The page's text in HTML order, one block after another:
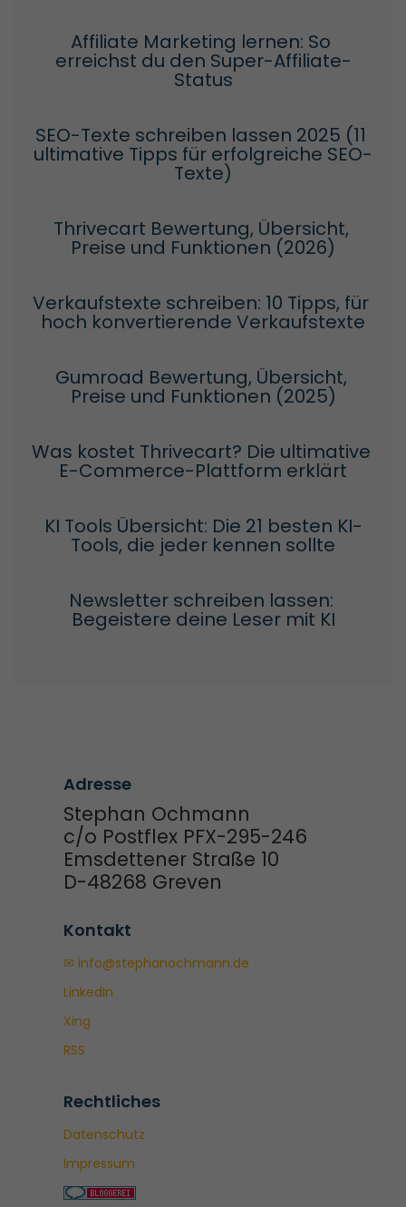
Affiliate Marketing lernen: So
erreichst du den Super-Affiliate-
Status
SEO-Texte schreiben lassen 2025 (11
ultimative Tipps für erfolgreiche SEO-
Texte)
Thrivecart Bewertung, Übersicht,
Preise und Funktionen (2026)
Verkaufstexte schreiben: 10 Tipps, für
hoch konvertierende Verkaufstexte
Gumroad Bewertung, Übersicht,
Preise und Funktionen (2025)
Was kostet Thrivecart? Die ultimative
E-Commerce-Plattform erklärt
KI Tools Übersicht: Die 21 besten KI-
Tools, die jeder kennen sollte
Newsletter schreiben lassen:
Begeistere deine Leser mit KI
Adresse
Stephan Ochmann
c/o Postflex PFX-295-246
Emsdettener Straße 10
D-48268 Greven
Kontakt
✉ info@stephanochmann.de
LinkedIn
Xing
RSS
Rechtliches
Datenschutz
Impressum